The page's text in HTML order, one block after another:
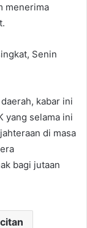
menerima
Senin
kabar ini
yang selama ini
di masa
bagi jutaan